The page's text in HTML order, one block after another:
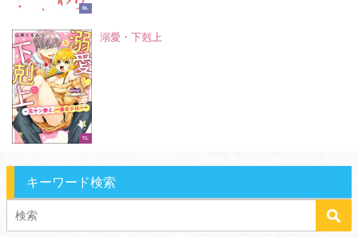
BL
TL
溺愛・下剋上
キーワード検索